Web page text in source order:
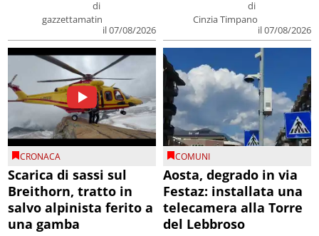
di
gazzettamatin
il 07/08/2026
di
Cinzia Timpano
il 07/08/2026
CRONACA
Scarica di sassi sul
Breithorn, tratto in
salvo alpinista ferito a
una gamba
COMUNI
Aosta, degrado in via
Festaz: installata una
telecamera alla Torre
del Lebbroso